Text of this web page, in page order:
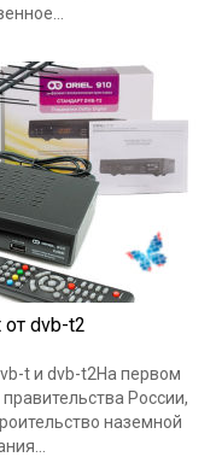
от dvb-t2
t и dvb-t2На первом
России,
наземной